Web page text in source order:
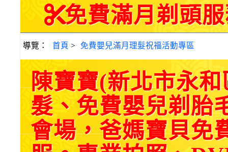
免費滿月剃頭服
導覽： 首頁 > 免費嬰兒滿月理髮祝福活動專區
陳寶寶(新北市永
髮、免費嬰兒剃胎
會場，爸媽寶貝免